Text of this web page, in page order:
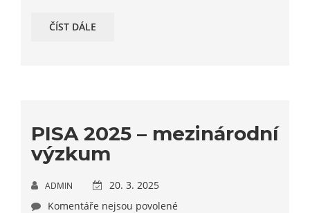
ČÍST DÁLE
PISA 2025 – mezinárodní
výzkum
ADMIN
20. 3. 2025
Komentáře nejsou povolené